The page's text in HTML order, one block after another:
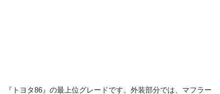
『トヨタ86』の最上位グレードです。外装部分では、マフラー